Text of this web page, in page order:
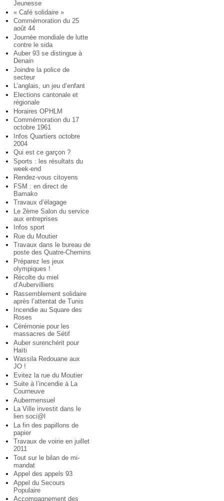
Jeunesse
« Café solidaire »
Commémoration du 25
août 44
Journée mondiale de lutte
contre le sida
Auber 93 se distingue à
Denain
Joindre la police de
secteur
L’anglais, un jeu d’enfant
Elections cantonale et
régionale
Horaires OPHLM
Commémoration du 17
octobre 1961
Infos Quartiers octobre
2004
Qui est ce garçon ?
Sports : les résultats du
week-end
Rendez-vous citoyens
FSM : en direct de
Bamako
Travaux d’élagage
Le 2ème Salon du service
aux entreprises
Infos sport
Rue du Moutier
Travaux dans le bureau de
poste des Quatre-Chemins
Préparez les jeux
olympiques !
Récolte du miel
d’Aubervilliers
Rassemblement solidaire
après l’attentat de Tunis
Incendie au Square des
Roses
Cérémonie pour les
massacres de Sétif
Auber surenchérit pour
Haïti
Wassila Redouane aux
JO !
Evitez la rue du Moutier
Suite à l’incendie à La
Courneuve
Aubermensuel
La Ville investit dans le
lien soci@l
La fin des papillons de
papier
Travaux de voirie en juillet
2011
Tout sur le bilan de mi-
mandat
Appel des appels 93
Appel du Secours
Populaire
Accompagnement des